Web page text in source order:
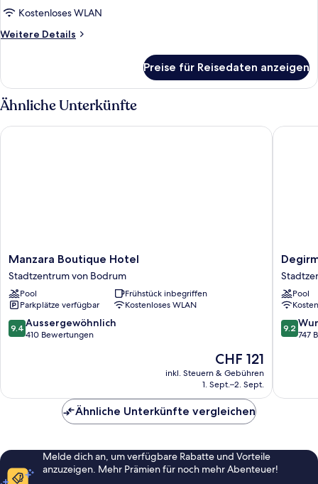
Kostenloses WLAN
Weitere Details
Weitere
Preise für Reisedaten anzeigen
Ähnliche Unterkünfte
Manzara
Boutique
Hotel
Stadtzentrum
von
Bodrum
Manzara Boutique Hotel
Stadtzentrum von Bodrum
Pool
Frühstück inbegriffen
Parkplätze verfügbar
Kostenloses WLAN
9.4
von
9.4 Aussergewöhnlich
410 Bewertungen
Der
Preis
beträgt
CHF 121
inkl. Steuern & Gebühren
1. Sept.–2. Sept.
Manzara Boutique Hotel
von
Bodrum
Pool
9.2
von
9.2
747
Ähnliche Unterkünfte vergleichen
Melde dich an, um verfügbare Rabatte und Vorteile
anzuzeigen. Mehr Prämien für noch mehr Abenteuer!